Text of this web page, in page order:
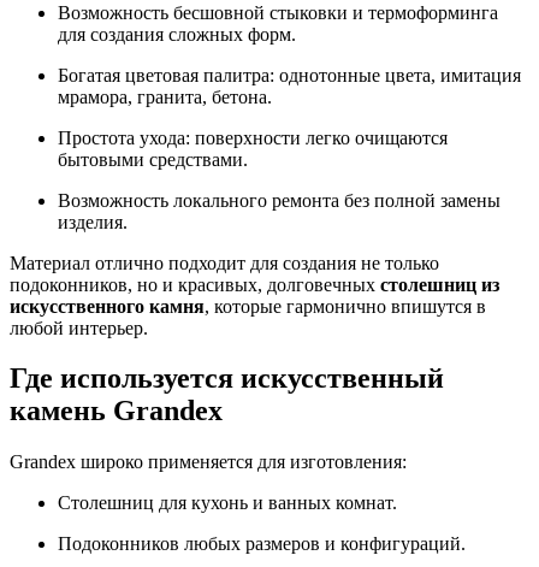
Возможность бесшовной стыковки и термоформинга
для создания сложных форм.
Богатая цветовая палитра: однотонные цвета, имитация
мрамора, гранита, бетона.
Простота ухода: поверхности легко очищаются
бытовыми средствами.
Возможность локального ремонта без полной замены
изделия.
Материал отлично подходит для создания не только
подоконников, но и красивых, долговечных столешниц из
искусственного камня, которые гармонично впишутся в
любой интерьер.
Где используется искусственный
камень Grandex
Grandex широко применяется для изготовления:
Столешниц для кухонь и ванных комнат.
Подоконников любых размеров и конфигураций.